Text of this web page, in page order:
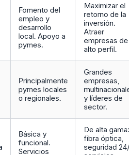
Fomento del
empleo y
desarrollo
local. Apoyo a
pymes.
Maximizar el
retorno de la
inversión.
Atraer
empresas de
alto perfil.
Principalmente
pymes locales
o regionales.
Grandes
empresas,
y líderes de
sector.
Básica y
funcional.
Servicios
De alta gama:
fibra óptica,
seguridad